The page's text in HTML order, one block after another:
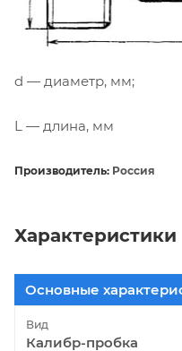
d — диаметр, мм;
L — длина, мм
Производитель: Россия
Характеристики
Основные
Вид
Калибр-пробка